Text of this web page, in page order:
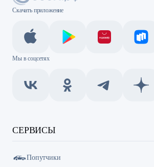
Скачать приложение
Мы в соцсетях
СЕРВИСЫ
Попутчики